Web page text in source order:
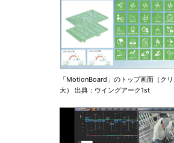
「MotionBoard」のトップ画面（ク
大） 出典：ウイングアーク1st